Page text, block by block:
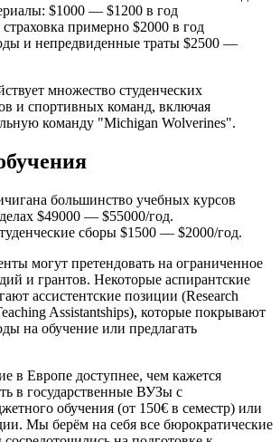
$1000 — $1200 в год
примерно $2000 в год
и непредвиденные траты $2500 —
множество студенческих
и спортивных команд, включая
команду "Michigan Wolverines".
большинство учебных курсов
$49000 — $55000/год.
сборы $1500 — $2000/год.
могут претендовать на ограниченное
и грантов. Некоторые аспирантские
ассистентские позиции (Research
Assistantships), которые покрывают
на обучение или предлагать
в Европе доступнее, чем кажется
в государственные ВУЗы с
обучения (от 150€ в семестр) или
Мы берём на себя все бюрократические